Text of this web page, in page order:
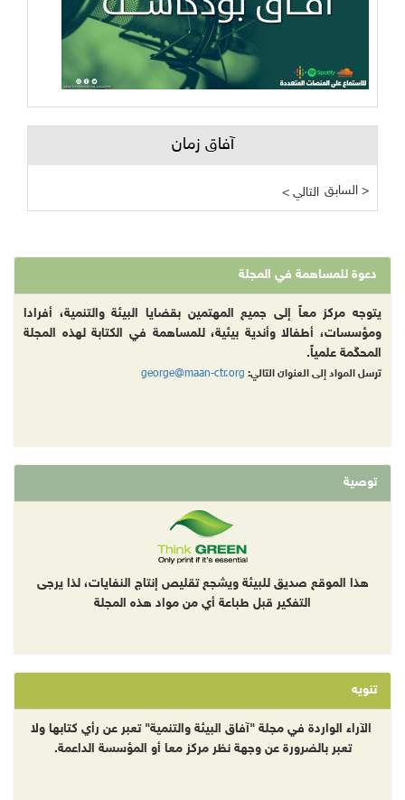
آفاق زمان
< التالي السابق >
دعوة للمساهمة في المجلة
يتوجه مركز معاً إلى جميع المهتمين بقضايا البيئة والتنمية، أفرادا
ومؤسسات، أطفالا وأندية بيئية، للمساهمة في الكتابة لهذه المجلة
المحكّمة علمياً.
ترسل المواد إلى العنوان التالي: george@maan-ctr.org
توصية
هذا الموقع صديق للبيئة ويشجع تقليص إنتاج النفايات، لذا يرجى
التفكير قبل طباعة أي من مواد هذه المجلة
تنويه
الآراء الواردة في مجلة "آفاق البيئة والتنمية" تعبر عن رأي كتابها ولا
تعبر بالضرورة عن وجهة نظر مركز معا أو المؤسسة الداعمة.